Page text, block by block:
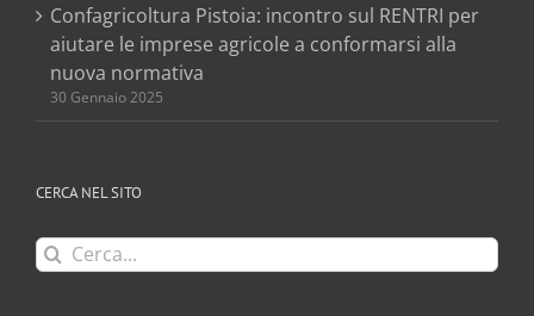
Confagricoltura Pistoia: incontro sul RENTRI per
aiutare le imprese agricole a conformarsi alla
nuova normativa
30 Gennaio 2025
CERCA NEL SITO
Cerca
per: